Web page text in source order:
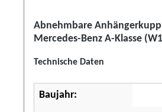
Abnehmbare
Mercedes-Benz A-Klasse
Technische Daten
Baujahr: